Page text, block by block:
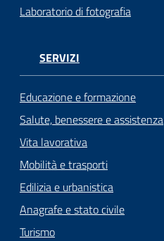
Laboratorio di fotografia
SERVIZI
Educazione e formazione
Salute, benessere e assistenza
Vita lavorativa
Mobilità e trasporti
Edilizia e urbanistica
Anagrafe e stato civile
Turismo